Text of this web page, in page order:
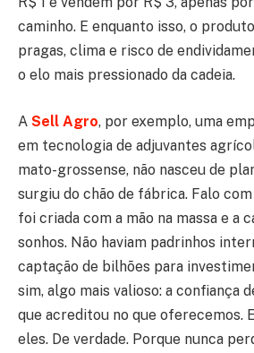
caminho. E enquanto isso, o
pragas, clima e risco de
o elo mais pressionado da cadeia.
A Sell Agro, por exemplo, uma
em tecnologia de adjuvantes
mato-grossense, não nasceu de
surgiu do chão de fábrica. Falo
foi criada com a mão na massa e a
sonhos. Não haviam padrinhos
captação de bilhões para
sim, algo mais valioso: a confiança
que acreditou no que oferecemos.
eles. De verdade. Porque nunca